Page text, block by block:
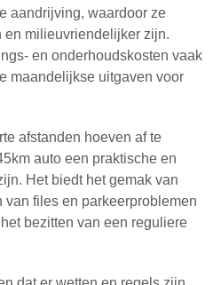
aandrijving, waardoor ze
en milieuvriendelijker zijn.
en onderhoudskosten vaak
maandelijkse uitgaven voor
afstanden hoeven af te
auto een praktische en
Het biedt het gemak van
files en parkeerproblemen
bezitten van een reguliere